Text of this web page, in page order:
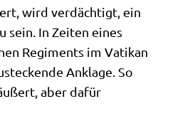
wird ver­däch­tigt, ein
sein. In Zei­ten eines
Regi­ments im Vati­kan
Ankla­ge. So
aber dafür